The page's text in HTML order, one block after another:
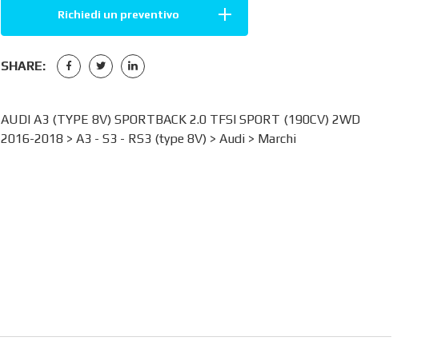
Richiedi un preventivo
SHARE:
AUDI A3 (TYPE 8V) SPORTBACK 2.0 TFSI SPORT (190CV) 2WD
2016-2018 > A3 - S3 - RS3 (type 8V)> Audi> Marchi